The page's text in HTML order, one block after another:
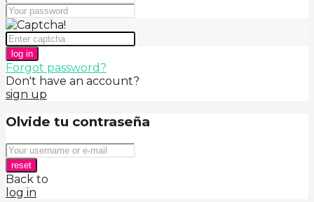
log in
Forgot password?
Don't have an account?
sign up
Olvide tu contraseña
reset
Back to
log in